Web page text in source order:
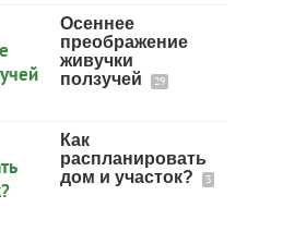
Осеннее
преображение
живучки
ползучей
29
Как
распланировать
дом и участок?
3